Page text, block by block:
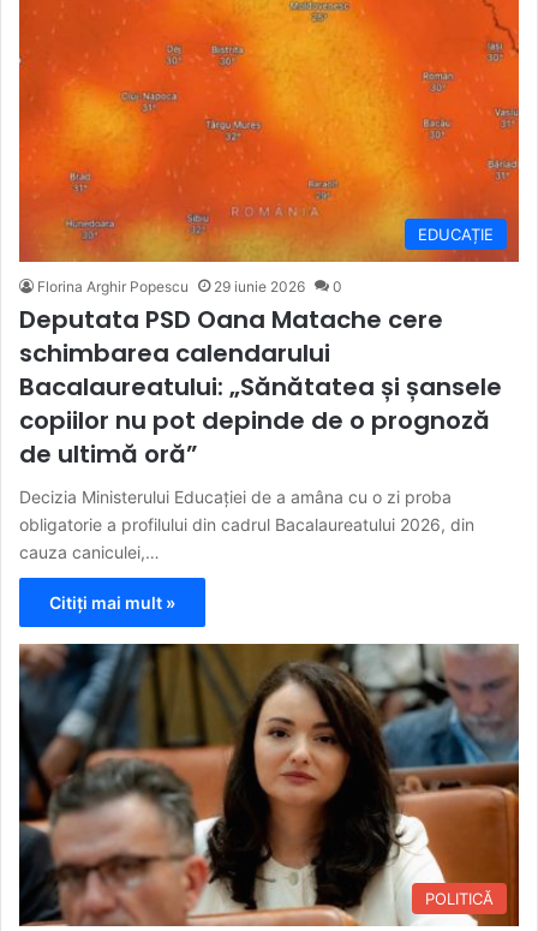
EDUCAȚIE
Florina Arghir Popescu 29 iunie 2026 0
Deputata PSD Oana Matache cere
schimbarea calendarului
Bacalaureatului: „Sănătatea și șansele
copiilor nu pot depinde de o prognoză
de ultimă oră”
Decizia Ministerului Educației de a amâna cu o zi proba
obligatorie a profilului din cadrul Bacalaureatului 2026, din
cauza caniculei,…
Citiți mai mult »
POLITICĂ